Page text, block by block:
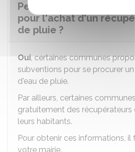
Peut-on obtenir une
pour l'achat d'un
de pluie ?
Oui, certaines communes
subventions pour se procurer
d'eau de pluie.
Par ailleurs, certaines
gratuitement des récupérateurs
leurs habitants.
Pour obtenir ces informations,
votre mairie.